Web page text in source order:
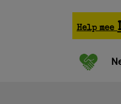
Help mee